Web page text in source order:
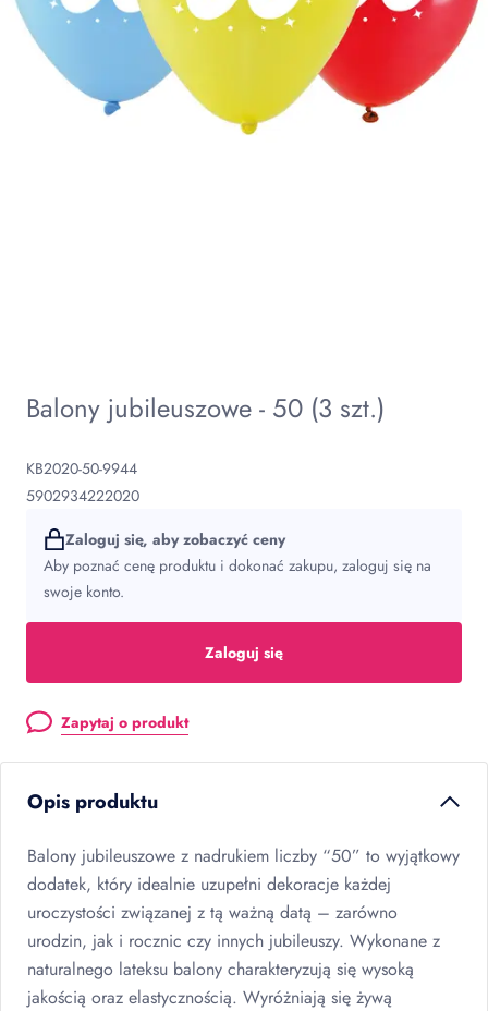
Balony jubileuszowe - 50 (3 szt.)
KB2020-50-9944
5902934222020
Zaloguj się, aby zobaczyć ceny
Aby poznać cenę produktu i dokonać zakupu, zaloguj się na
swoje konto.
Zaloguj się
Zapytaj o produkt
Opis produktu
Balony jubileuszowe z nadrukiem liczby “50” to wyjątkowy
dodatek, który idealnie uzupełni dekoracje każdej
uroczystości związanej z tą ważną datą – zarówno
urodzin, jak i rocznic czy innych jubileuszy. Wykonane z
naturalnego lateksu balony charakteryzują się wysoką
jakością oraz elastycznością. Wyróżniają się żywą